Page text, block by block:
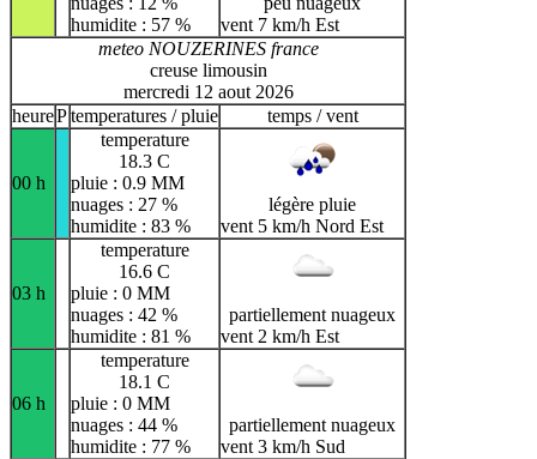
humidite : 57 %
vent 7 km/h Est
meteo NOUZERINES france
creuse limousin
mercredi 12 aout 2026
heurePtemperatures / pluie temps / vent
00 h
temperature
18.3 C
pluie : 0.9 MM
nuages : 27 %
humidite : 83 %
légère pluie
vent 5 km/h Nord Est
03 h
temperature
16.6 C
pluie : 0 MM
nuages : 42 %
humidite : 81 %
partiellement nuageux
vent 2 km/h Est
06 h
temperature
18.1 C
pluie : 0 MM
nuages : 44 %
humidite : 77 %
partiellement nuageux
vent 3 km/h Sud